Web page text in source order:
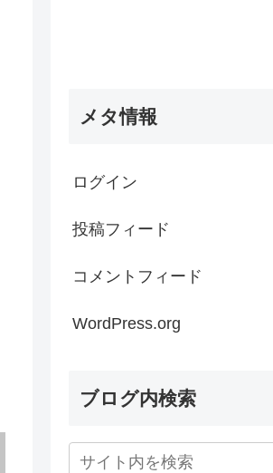
メタ情報
ログイン
投稿フィード
コメントフィード
WordPress.org
ブログ内検索